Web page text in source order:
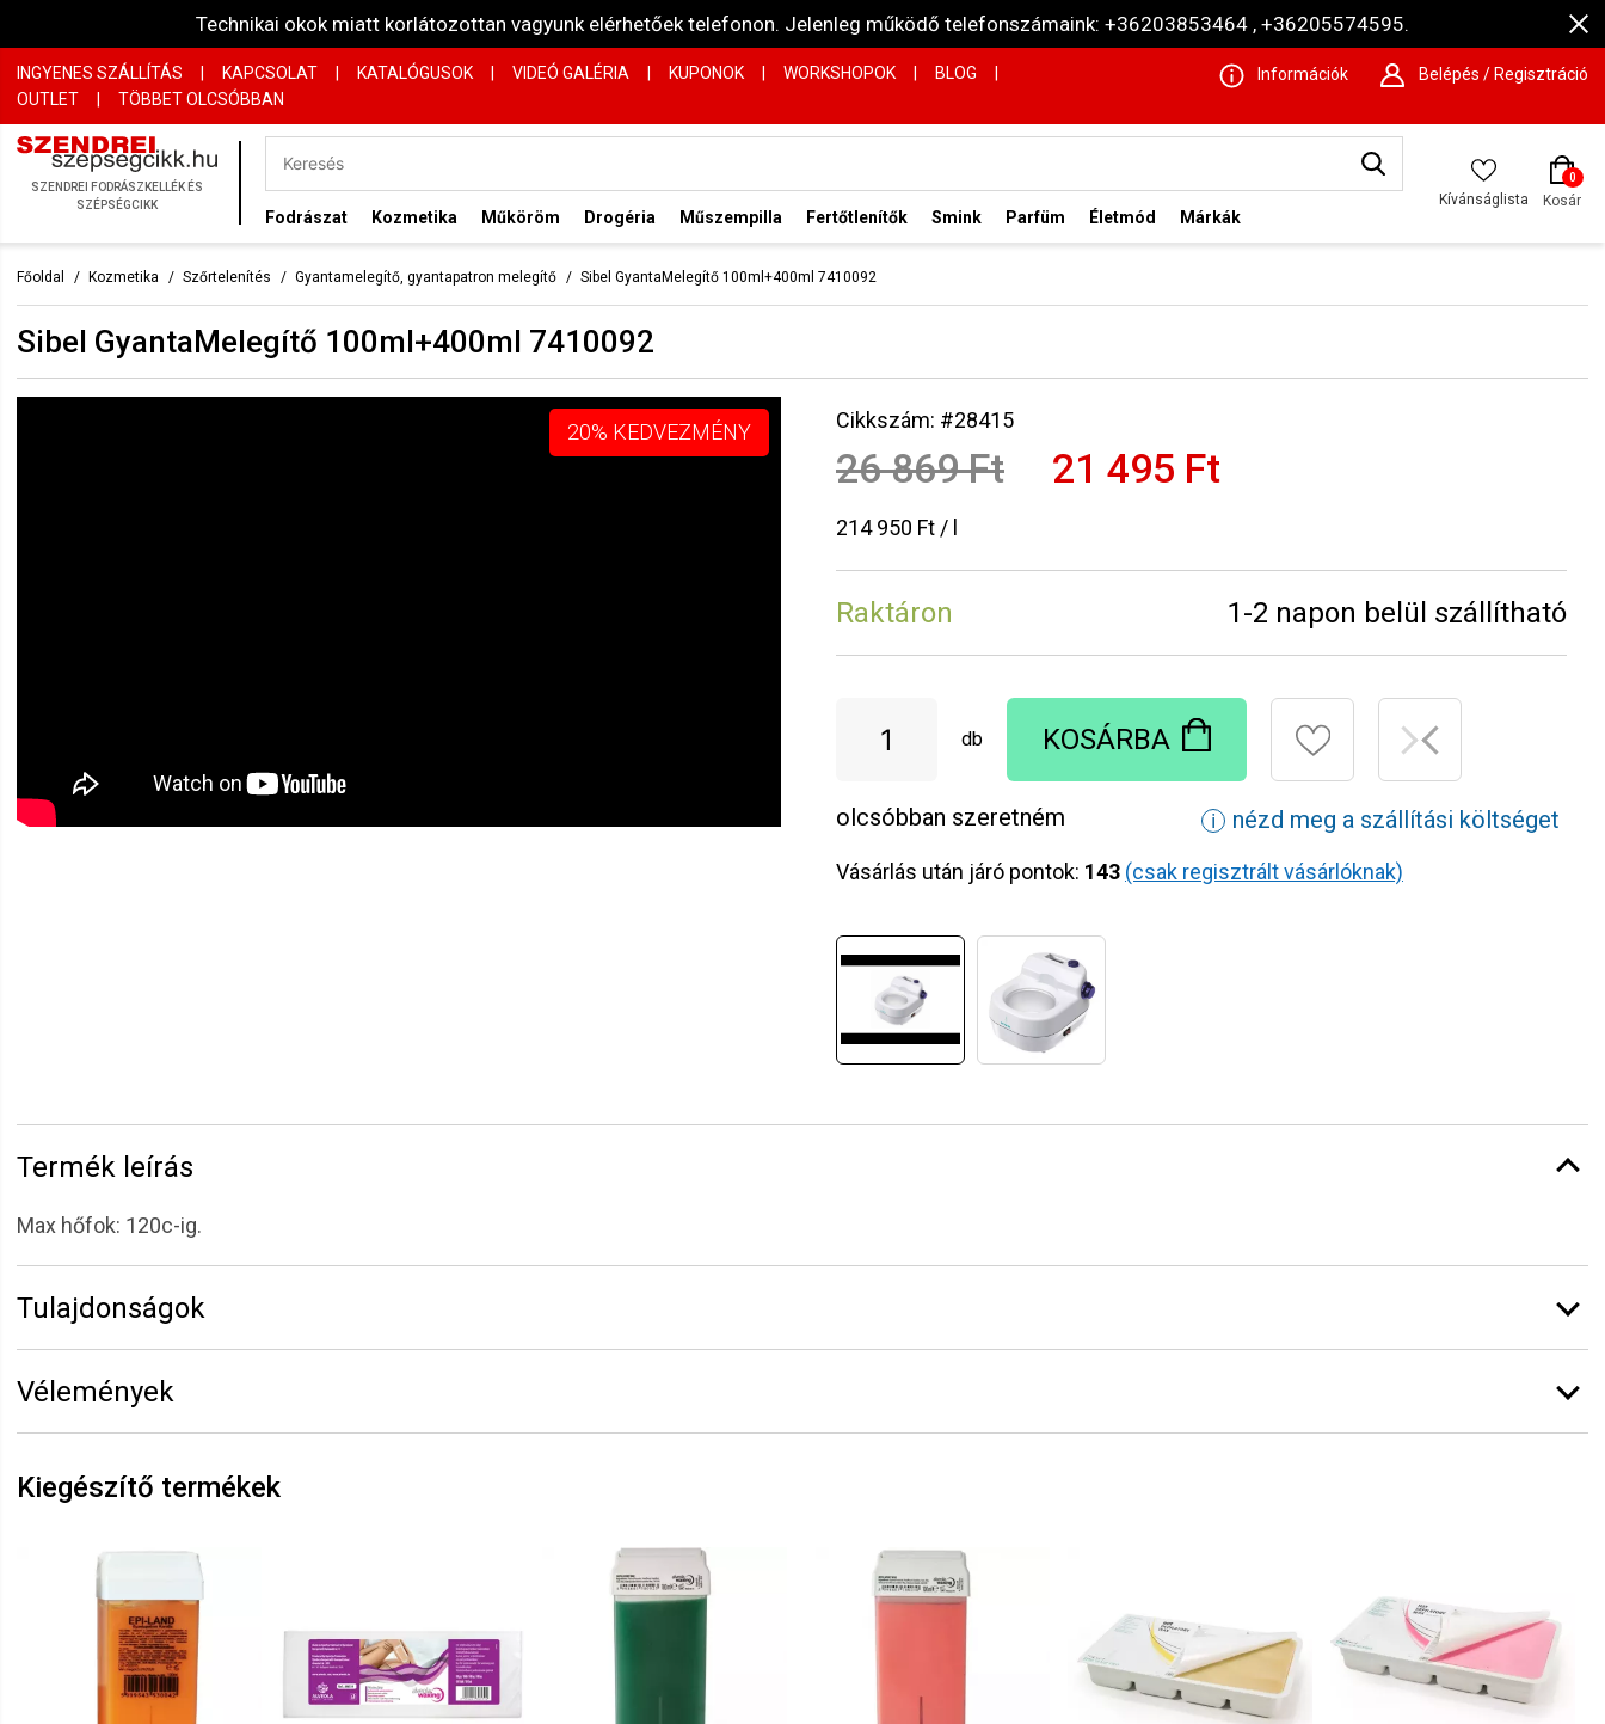
Technikai okok miatt korlátozottan vagyunk elérhetőek telefonon. Jelenleg működő telefonszámaink: +36203853464 , +36205574595.
INGYENES SZÁLLÍTÁS KAPCSOLAT KATALÓGUSOK VIDEÓ GALÉRIA KUPONOK WORKSHOPOK BLOG
OUTLET
| TÖBBET OLCSÓBBAN
Információk Belépés / Regisztráció
SZENDREI FODRÁSZKELLÉK ÉS
SZÉPSÉGCIKK
Fodrászat Kozmetika Műköröm Drogéria Műszempilla Fertőtlenítők Smink Parfüm Életmód Márkák
Kívánságlista
0
Kosár
Főoldal Kozmetika Szőrtelenítés Gyantamelegítő, gyantapatron melegítő Sibel GyantaMelegítő 100ml+400ml 7410092
Sibel GyantaMelegítő 100ml+400ml 7410092
20% KEDVEZMÉNY Cikkszám: #28415
26 869 Ft 21 495 Ft
214 950 Ft / l
Raktáron 1-2 napon belül szállítható
db KOSÁRBA
olcsóbban szeretném ℹ nézd meg a szállítási költséget
Vásárlás után járó pontok: 143 (csak regisztrált vásárlóknak)
Termék leírás
Max hőfok: 120c-ig.
Tulajdonságok
Kiszerelés:
Vélemények
Vélemény írásáhozjelentkezz be
Kiegészítő termékek